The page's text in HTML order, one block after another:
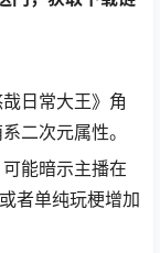
日常大王》角
二次元属性。
能暗示主播在
者单纯玩梗增加